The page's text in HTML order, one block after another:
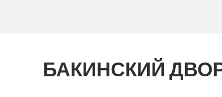
БАКИНСКИЙ